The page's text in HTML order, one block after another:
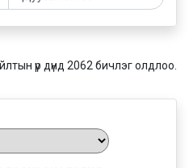
үр дүнд 2062 бичлэг олдлоо.